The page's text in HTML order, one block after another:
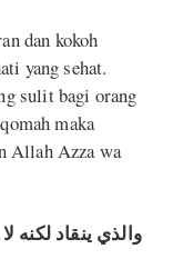
dan kokoh
yang sehat.
sulit bagi orang
maka
Allah Azza wa
والذي ينقاد لكنه